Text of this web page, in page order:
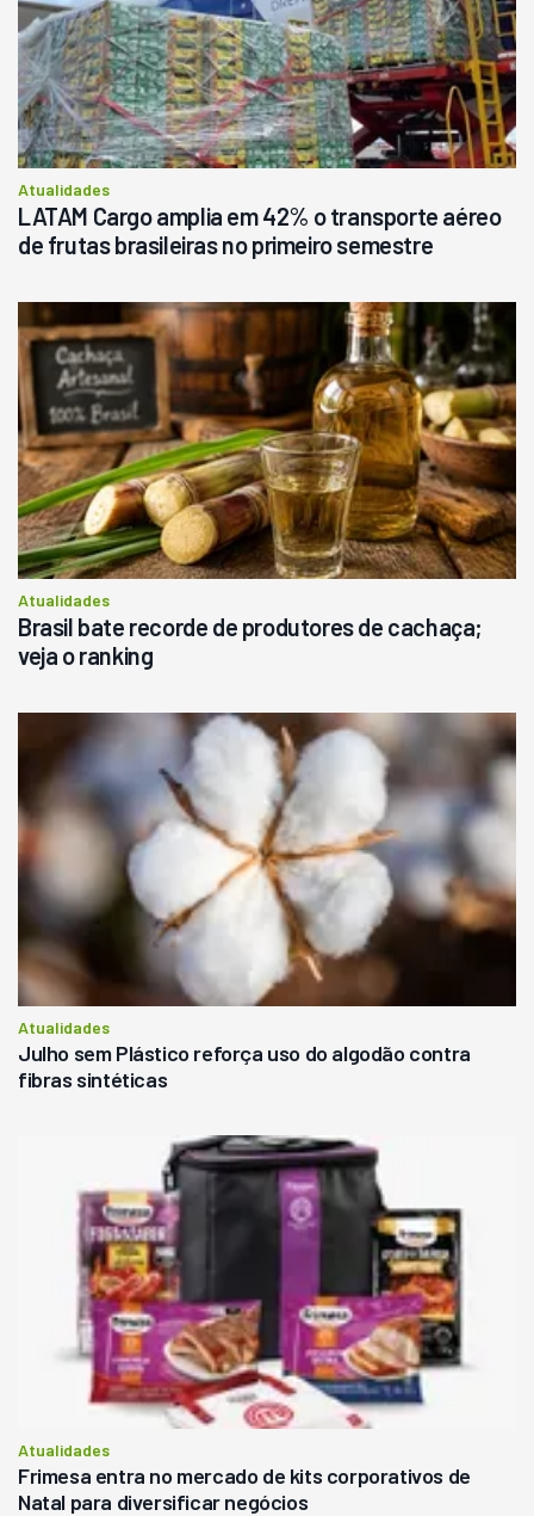
Atualidades
LATAM Cargo amplia em 42% o transporte aéreo
de frutas brasileiras no primeiro semestre
Atualidades
Brasil bate recorde de produtores de cachaça;
veja o ranking
Atualidades
Julho sem Plástico reforça uso do algodão contra
fibras sintéticas
Atualidades
Frimesa entra no mercado de kits corporativos de
Natal para diversificar negócios